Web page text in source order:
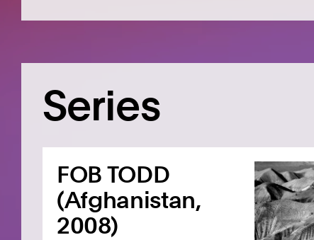
Series
FOB TODD
(Afghanistan,
2008)